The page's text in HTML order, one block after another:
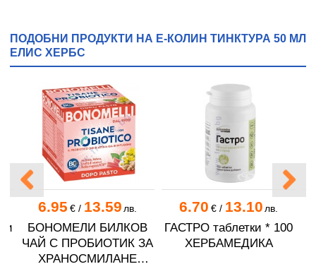
ПОДОБНИ ПРОДУКТИ НА Е-КОЛИН ТИНКТУРА 50 МЛ
ЕЛИС ХЕРБС
6.95 €/ 13.59 лв.
БОНОМЕЛИ БИЛКОВ
ЧАЙ С ПРОБИОТИК ЗА
ХРАНОСМИЛАНЕ
6.70 €/ 13.10 лв.
ГАСТРО таблетки * 100
ХЕРБАМЕДИКА